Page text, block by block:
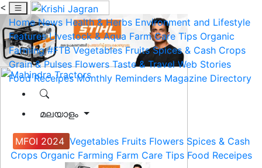
<
Home News Health & Herbs Environment and Lifestyle
Features Livestock & Aqua Farm Care Tips Organic
Farming #FTB Vegetables Fruits Spices & Cash Crops
Grain & Pulses Flowers Taste & Travel Web Stories
Food Receipes Monthly Reminders Magazine Directory
മലയാളം
MFOI 2024 Vegetables Fruits Flowers Spices & Cash
Crops Organic Farming Farm Care Tips Food Receipes